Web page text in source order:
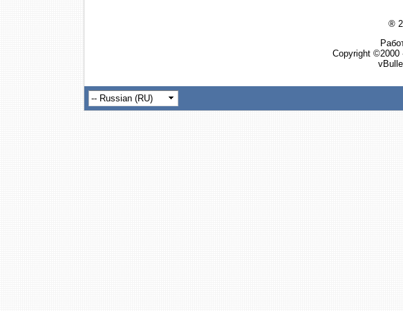
®
Copyright ©2000